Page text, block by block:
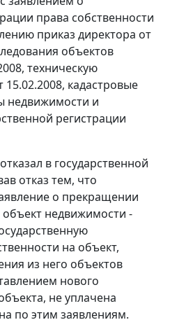
права собственности
приказ директора от
объектов
техническую
кадастровые
недвижимости и
регистрации
в государственной
отказ тем, что
о прекращении
объект недвижимости -
на объект,
из него объектов
нового
не уплачена
по этим заявлениям.